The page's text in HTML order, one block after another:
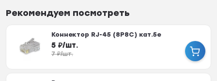
Рекомендуем посмотреть
Коннектор RJ-45 (8P8C) кат.5е
5 ₽/шт.
7 ₽/шт.